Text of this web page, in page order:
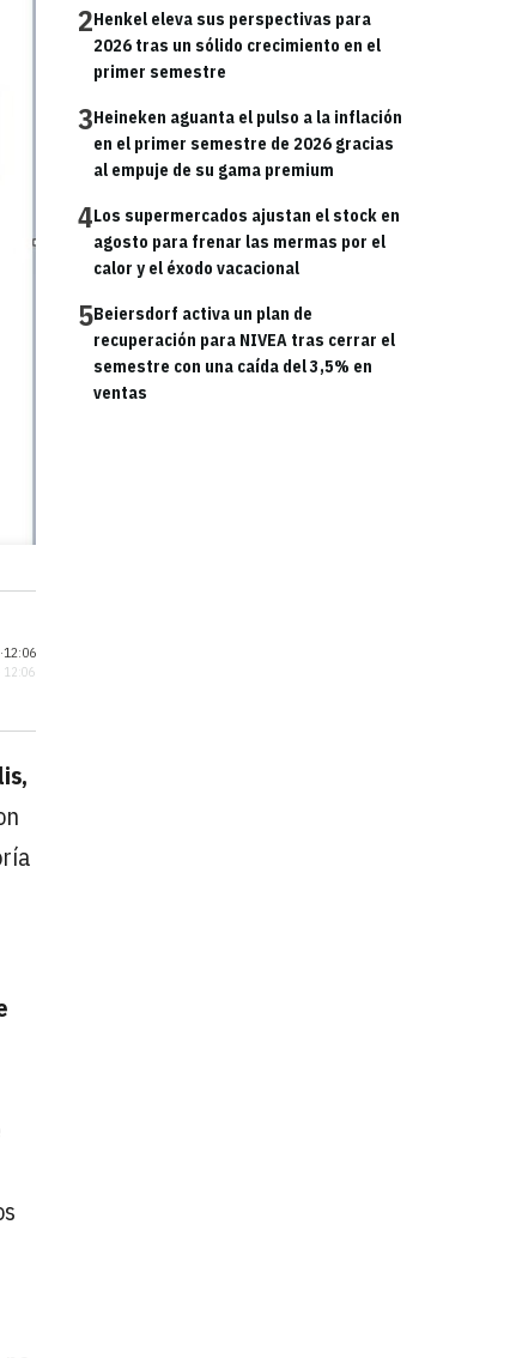
2Henkel eleva sus perspectivas para
2026 tras un sólido crecimiento en el
primer semestre
3Heineken aguanta el pulso a la inflación
en el primer semestre de 2026 gracias
al empuje de su gama premium
4Los supermercados ajustan el stock en
agosto para frenar las mermas por el
calor y el éxodo vacacional
5Beiersdorf activa un plan de
recuperación para NIVEA tras cerrar el
semestre con una caída del 3,5% en
ventas
12:06
12:06